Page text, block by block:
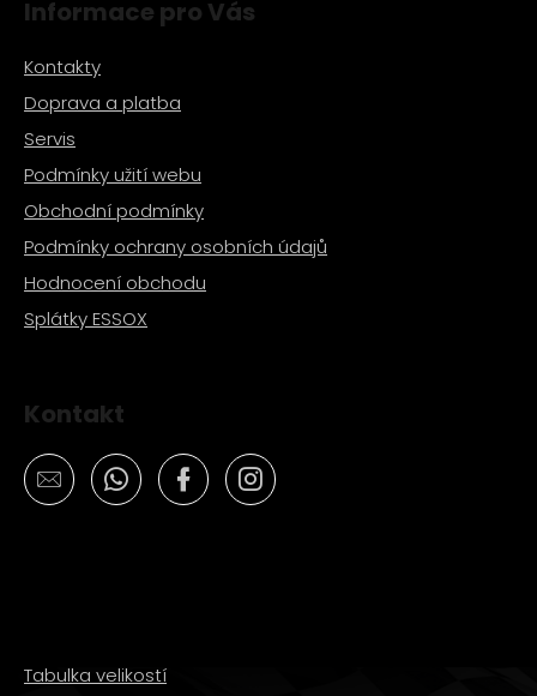
Informace pro Vás
Kontakty
Doprava a platba
Servis
Podmínky užití webu
Obchodní podmínky
Podmínky ochrany osobních údajů
Hodnocení obchodu
Splátky ESSOX
Kontakt
Tabulka velikostí